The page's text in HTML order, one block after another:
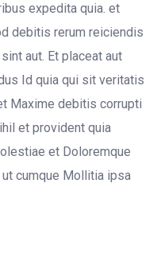
expedita quia. et
debitis rerum reiciendis
aut. Et placeat aut
Id quia qui sit veritatis
Maxime debitis corrupti
et provident quia
et Doloremque
cumque Mollitia ipsa